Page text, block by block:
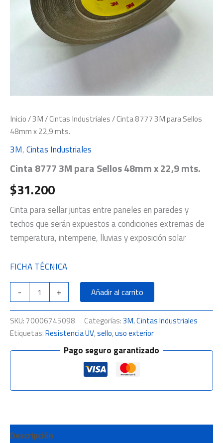
Inicio/3M/Cintas Industriales/ Cinta 8777 3M para Sellos
48mm x 22,9 mts.
3M,Cintas Industriales
Cinta 8777 3M para Sellos 48mm x 22,9 mts.
$31.200
Cinta para sellar juntas entre paneles en paredes y
techos que serán expuestos a condiciones extremas de
temperatura, intemperie, lluvias y exposición solar
FICHA TÉCNICA
-
+ Añadir al carrito
SKU:70006745098 Categorías:3M,Cintas Industriales
Etiquetas:Resistencia UV,sello,uso exterior
Pago seguro garantizado
Descripción